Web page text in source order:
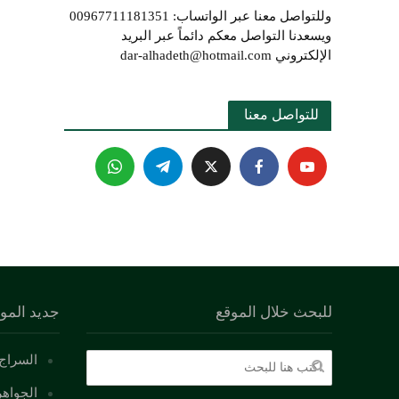
وللتواصل معنا عبر الواتساب: 00967711181351
ويسعدنا التواصل معكم دائماً عبر البريد
الإلكتروني dar-alhadeth@hotmail.com
للتواصل معنا
جديد للبحث خلال الموقع